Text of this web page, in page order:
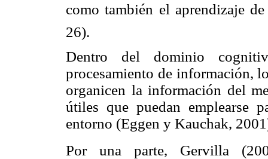
como también el aprendizaje
26).
Dentro del dominio
procesamiento de información,
organicen la información del
útiles que puedan emplearse
entorno (Eggen y Kauchak,
Por una parte, Gervilla